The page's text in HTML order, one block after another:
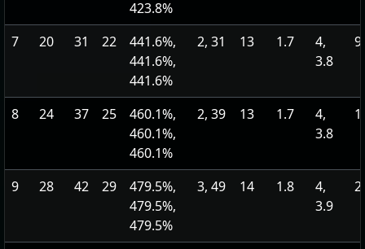
423.8%
7
20 31 22
441.6%,
441.6%,
441.6%
2, 31 13 1.7
4,
3.8
8 24 37 25
460.1%,
460.1%,
460.1%
2, 39 13 1.7
4,
3.8
9 28 42 29
479.5%,
479.5%,
479.5%
3, 49 14 1.8
4,
3.9